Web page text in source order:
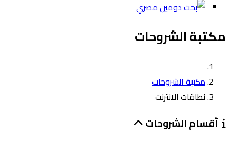
مكتبة الشروحات
مكتبة الشروحات
نطاقات الانترنت
أقسام الشروحات